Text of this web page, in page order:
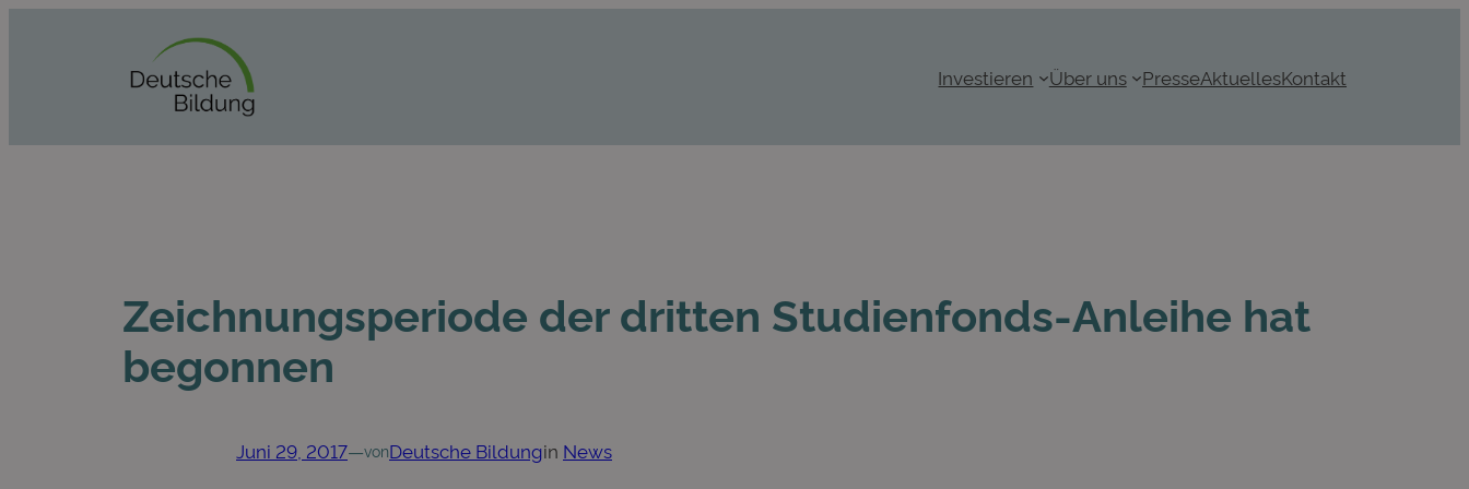
Investieren Über uns PresseAktuellesKontakt
Zeichnungsperiode der dritten Studienfonds-Anleihe hat
begonnen
Juni 29, 2017—vonDeutsche Bildungin News